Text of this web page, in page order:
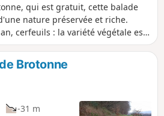
qui est gratuit, cette balade
nature préservée et riche.
cerfeuils : la variété végétale est
à l'ombre, ce qui est appréciable
d'abord le bord de la
puis vous vous enfoncez vers la
de redescendre par de
vers le point de départ.
Brotonne
-31 m